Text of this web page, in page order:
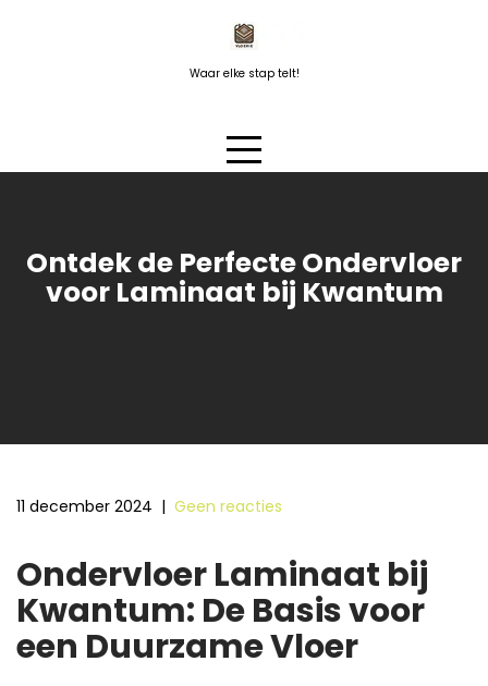
Waar elke stap telt!
Ontdek de Perfecte Ondervloer
voor Laminaat bij Kwantum
11 december 2024 | Geen reacties
Ondervloer Laminaat bij
Kwantum: De Basis voor
een Duurzame Vloer